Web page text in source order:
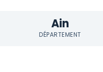
Ain
DÉPARTEMENT